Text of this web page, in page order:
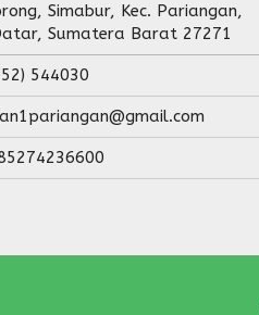
Simabur, Kec. Pariangan,
Sumatera Barat 27271
544030